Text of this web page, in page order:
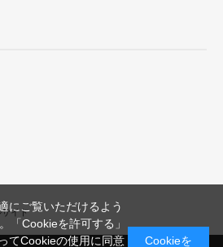
イト
にご覧いただけるよう
「Cookieを許可する」
てCookieの使用に同意
Cookieを